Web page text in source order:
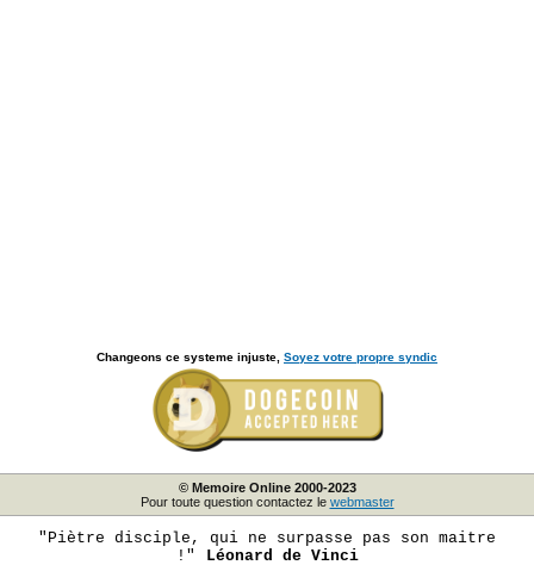
Changeons ce systeme injuste, Soyez votre propre syndic
© Memoire Online 2000-2023
Pour toute question contactez le webmaster
"Piètre disciple, qui ne surpasse pas son maitre
!"
Léonard de Vinci